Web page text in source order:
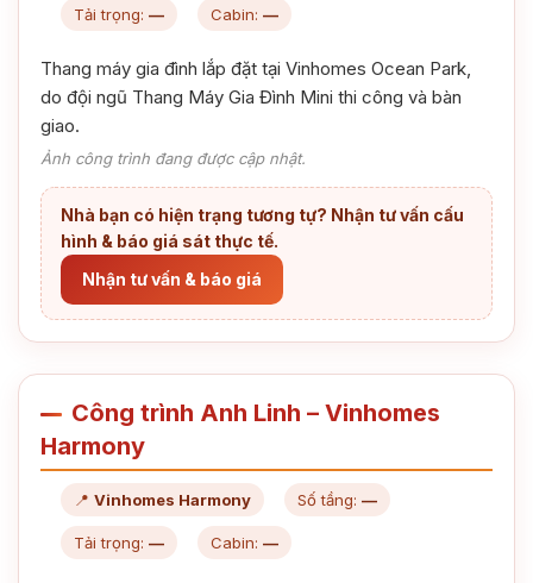
Tải trọng: — Cabin: —
Thang máy gia đình lắp đặt tại Vinhomes Ocean Park,
do đội ngũ Thang Máy Gia Đình Mini thi công và bàn
giao.
Ảnh công trình đang được cập nhật.
Nhà bạn có hiện trạng tương tự? Nhận tư vấn cấu
hình & báo giá sát thực tế.
Nhận tư vấn & báo giá
Công trình Anh Linh – Vinhomes
Harmony
📍 Vinhomes Harmony Số tầng: —
Tải trọng: — Cabin: —